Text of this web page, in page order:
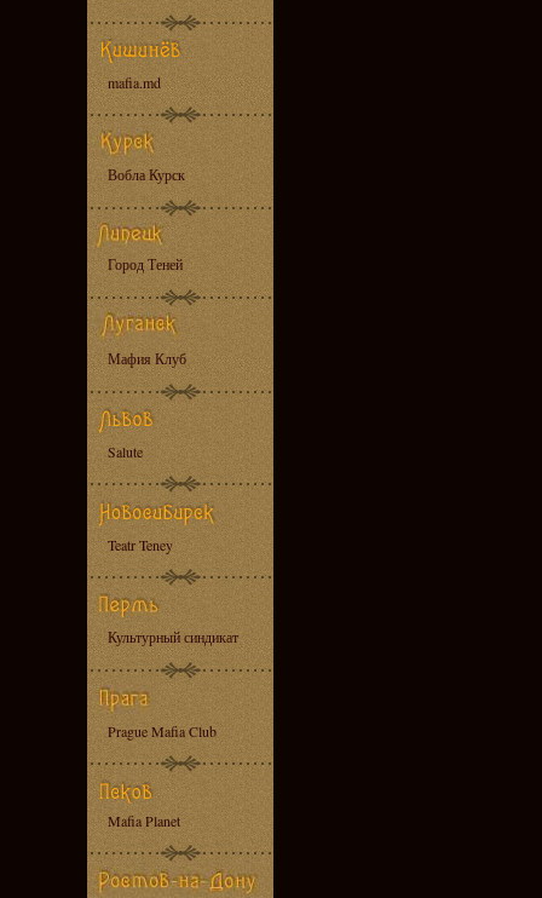
mafia.md
Вобла Курск
Город Теней
Мафия Клуб
Salute
Teatr Teney
Культурный синдикат
Prague Mafia Club
Mafia Planet